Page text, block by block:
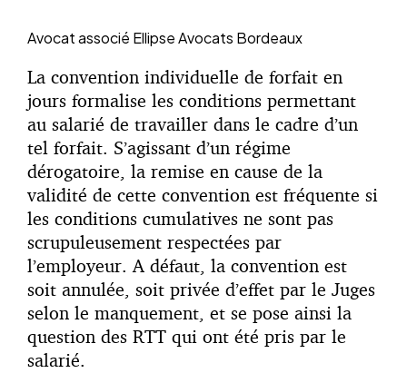
Avocat associé Ellipse Avocats Bordeaux
La convention individuelle de forfait en
jours formalise les conditions permettant
au salarié de travailler dans le cadre d’un
tel forfait. S’agissant d’un régime
dérogatoire, la remise en cause de la
validité de cette convention est fréquente si
les conditions cumulatives ne sont pas
scrupuleusement respectées par
l’employeur. A défaut, la convention est
soit annulée, soit privée d’effet par le Juges
selon le manquement, et se pose ainsi la
question des RTT qui ont été pris par le
salarié.